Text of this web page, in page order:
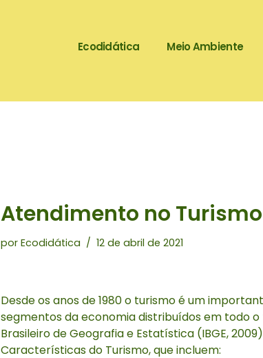
Ecodidática Meio Ambiente
Atendimento no Turismo
por Ecodidática 12 de abril de 2021
Desde os anos de 1980 o turismo é um
segmentos da economia distribuídos em todo
Brasileiro de Geografia e Estatística (IBGE,
Características do Turismo, que incluem: